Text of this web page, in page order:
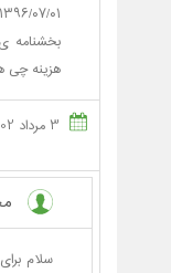
بخشنامه
هزینه
3 مرداد 1402 ساعت 23 :16
سلام